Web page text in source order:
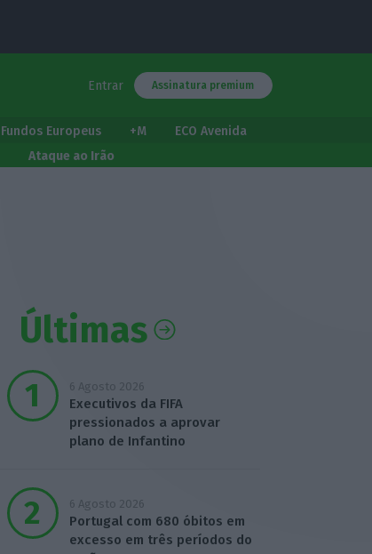
Entrar Assinatura premium
Fundos Europeus +M
ECO Avenida
Ataque ao Irão
Últimas
6 Agosto 2026
Executivos da FIFA
pressionados a aprovar
plano de Infantino
6 Agosto 2026
Portugal com 680 óbitos em
excesso em três períodos do